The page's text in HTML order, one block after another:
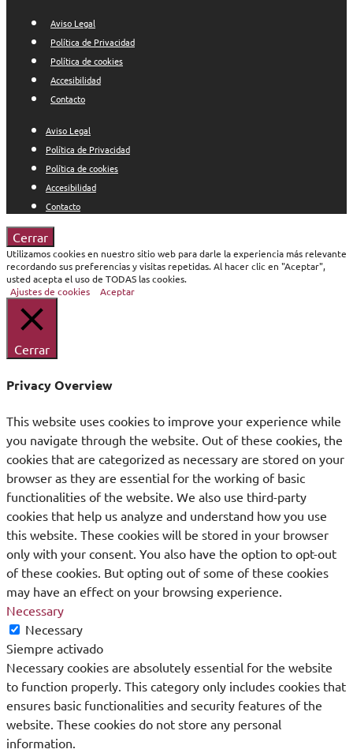
Aviso Legal
Política de Privacidad
Política de cookies
Accesibilidad
Contacto
Aviso Legal
Política de Privacidad
Política de cookies
Accesibilidad
Contacto
Cerrar
Utilizamos cookies en nuestro sitio web para darle la experiencia más relevante
recordando sus preferencias y visitas repetidas. Al hacer clic en "Aceptar",
usted acepta el uso de TODAS las cookies.
Ajustes de cookies
Aceptar
Cerrar
Privacy Overview
This website uses cookies to improve your experience while
you navigate through the website. Out of these cookies, the
cookies that are categorized as necessary are stored on your
browser as they are essential for the working of basic
functionalities of the website. We also use third-party
cookies that help us analyze and understand how you use
this website. These cookies will be stored in your browser
only with your consent. You also have the option to opt-out
of these cookies. But opting out of some of these cookies
may have an effect on your browsing experience.
Necessary
Necessary
Siempre activado
Necessary cookies are absolutely essential for the website
to function properly. This category only includes cookies that
ensures basic functionalities and security features of the
website. These cookies do not store any personal
information.